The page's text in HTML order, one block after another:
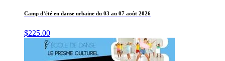
Camp d’été en danse urbaine du 03 au 07 août 2026
$225.00